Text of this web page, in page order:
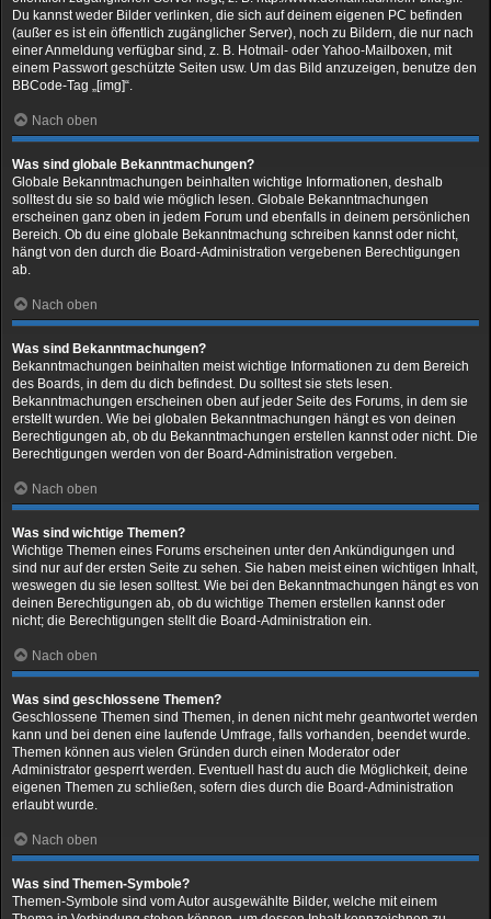
Du kannst weder Bilder verlinken, die sich auf deinem eigenen PC befinden
(außer es ist ein öffentlich zugänglicher Server), noch zu Bildern, die nur nach
einer Anmeldung verfügbar sind, z. B. Hotmail- oder Yahoo-Mailboxen, mit
einem Passwort geschützte Seiten usw. Um das Bild anzuzeigen, benutze den
BBCode-Tag „[img]“.
Nach oben
Was sind globale Bekanntmachungen?
Globale Bekanntmachungen beinhalten wichtige Informationen, deshalb
solltest du sie so bald wie möglich lesen. Globale Bekanntmachungen
erscheinen ganz oben in jedem Forum und ebenfalls in deinem persönlichen
Bereich. Ob du eine globale Bekanntmachung schreiben kannst oder nicht,
hängt von den durch die Board-Administration vergebenen Berechtigungen
ab.
Nach oben
Was sind Bekanntmachungen?
Bekanntmachungen beinhalten meist wichtige Informationen zu dem Bereich
des Boards, in dem du dich befindest. Du solltest sie stets lesen.
Bekanntmachungen erscheinen oben auf jeder Seite des Forums, in dem sie
erstellt wurden. Wie bei globalen Bekanntmachungen hängt es von deinen
Berechtigungen ab, ob du Bekanntmachungen erstellen kannst oder nicht. Die
Berechtigungen werden von der Board-Administration vergeben.
Nach oben
Was sind wichtige Themen?
Wichtige Themen eines Forums erscheinen unter den Ankündigungen und
sind nur auf der ersten Seite zu sehen. Sie haben meist einen wichtigen Inhalt,
weswegen du sie lesen solltest. Wie bei den Bekanntmachungen hängt es von
deinen Berechtigungen ab, ob du wichtige Themen erstellen kannst oder
nicht; die Berechtigungen stellt die Board-Administration ein.
Nach oben
Was sind geschlossene Themen?
Geschlossene Themen sind Themen, in denen nicht mehr geantwortet werden
kann und bei denen eine laufende Umfrage, falls vorhanden, beendet wurde.
Themen können aus vielen Gründen durch einen Moderator oder
Administrator gesperrt werden. Eventuell hast du auch die Möglichkeit, deine
eigenen Themen zu schließen, sofern dies durch die Board-Administration
erlaubt wurde.
Nach oben
Was sind Themen-Symbole?
Themen-Symbole sind vom Autor ausgewählte Bilder, welche mit einem